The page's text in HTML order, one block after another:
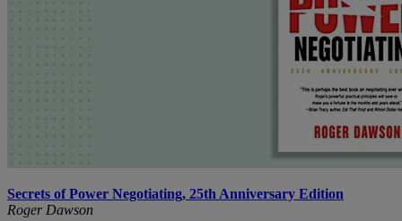
Secrets of Power Negotiating, 25th Anniversary Edition
Roger Dawson